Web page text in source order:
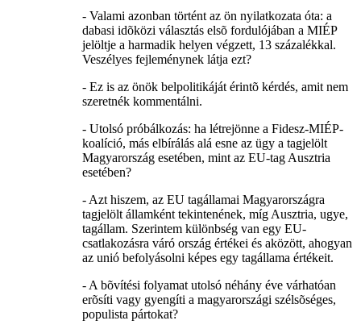
- Valami azonban történt az ön nyilatkozata óta: a
dabasi idõközi választás elsõ fordulójában a MIÉP
jelöltje a harmadik helyen végzett, 13 százalékkal.
Veszélyes fejleménynek látja ezt?
- Ez is az önök belpolitikáját érintõ kérdés, amit nem
szeretnék kommentálni.
- Utolsó próbálkozás: ha létrejönne a Fidesz-MIÉP-
koalíció, más elbírálás alá esne az ügy a tagjelölt
Magyarország esetében, mint az EU-tag Ausztria
esetében?
- Azt hiszem, az EU tagállamai Magyarországra
tagjelölt államként tekintenének, míg Ausztria, ugye,
tagállam. Szerintem különbség van egy EU-
csatlakozásra váró ország értékei és aközött, ahogyan
az unió befolyásolni képes egy tagállama értékeit.
- A bõvítési folyamat utolsó néhány éve várhatóan
erõsíti vagy gyengíti a magyarországi szélsõséges,
populista pártokat?